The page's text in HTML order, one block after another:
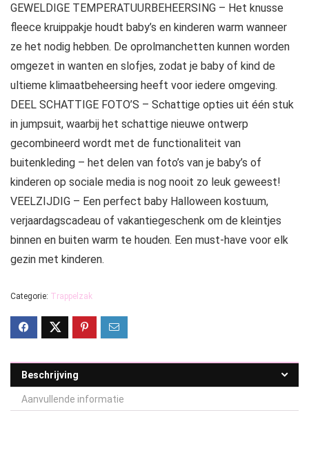
GEWELDIGE TEMPERATUURBEHEERSING – Het knusse
fleece kruippakje houdt baby’s en kinderen warm wanneer
ze het nodig hebben. De oprolmanchetten kunnen worden
omgezet in wanten en slofjes, zodat je baby of kind de
ultieme klimaatbeheersing heeft voor iedere omgeving.
DEEL SCHATTIGE FOTO’S – Schattige opties uit één stuk
in jumpsuit, waarbij het schattige nieuwe ontwerp
gecombineerd wordt met de functionaliteit van
buitenkleding – het delen van foto’s van je baby’s of
kinderen op sociale media is nog nooit zo leuk geweest!
VEELZIJDIG – Een perfect baby Halloween kostuum,
verjaardagscadeau of vakantiegeschenk om de kleintjes
binnen en buiten warm te houden. Een must-have voor elk
gezin met kinderen.
Categorie: Trappelzak
Beschrijving
Aanvullende informatie